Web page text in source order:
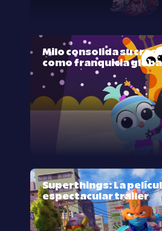
Milo consolida su
como franquicia
Superthings: La
espectacular trailer